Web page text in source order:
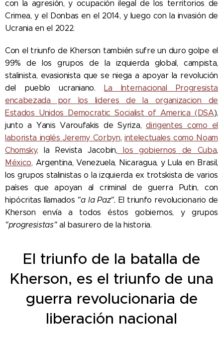
con la agresión, y ocupación ilegal de los territorios de
Crimea, y el Donbas en el 2014, y luego con la invasión de
Ucrania en el 2022.
Con el triunfo de Kherson también sufre un duro golpe el
99% de los grupos de la izquierda global, campista,
stalinista, evasionista que se niega a apoyar la revolución
del pueblo ucraniano. La Internacional Progresista
encabezada por los lideres de la organizacion de
Estados Unidos Democratic Socialist of America (DSA),
junto a Yanis Varoufakis de Syriza,dirigentes como el
laborista inglés Jeremy Corbyn, intelectuales como Noam
Chomsky, la Revista Jacobin, los gobiernos de Cuba,
México, Argentina, Venezuela, Nicaragua, y Lula en Brasil,
los grupos stalinistas o la izquierda ex trotskista de varios
países que apoyan al criminal de guerra Putin, con
hipócritas llamados "a la Paz". El triunfo revolucionario de
Kherson envía a todos éstos gobiernos, y grupos
"progresistas"al basurero de la historia.
El triunfo de la batalla de
Kherson, es el triunfo de una
guerra revolucionaria de
liberación nacional